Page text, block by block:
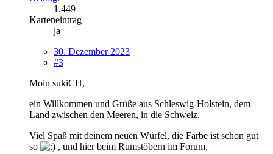
1.449
Karteneintrag
ja
30. Dezember 2023
#3
Moin sukiCH,
ein Willkommen und Grüße aus Schleswig-Holstein, dem
Land zwischen den Meeren, in die Schweiz.
Viel Spaß mit deinem neuen Würfel, die Farbe ist schon gut
so
, und hier beim Rumstöbern im Forum.